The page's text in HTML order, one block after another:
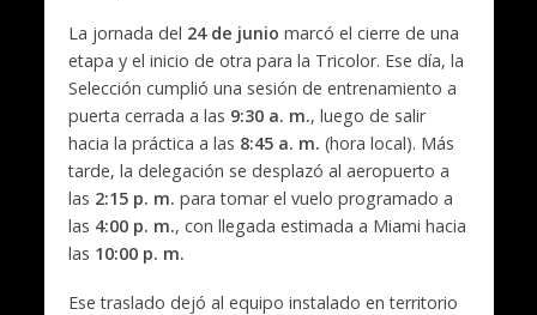
La jornada del 24 de junio marcó el cierre de una
etapa y el inicio de otra para la Tricolor. Ese día, la
Selección cumplió una sesión de entrenamiento a
puerta cerrada a las 9:30 a. m., luego de salir
hacia la práctica a las 8:45 a. m. (hora local). Más
tarde, la delegación se desplazó al aeropuerto a
las 2:15 p. m. para tomar el vuelo programado a
las 4:00 p. m., con llegada estimada a Miami hacia
las 10:00 p. m.
Ese traslado dejó al equipo instalado en territorio